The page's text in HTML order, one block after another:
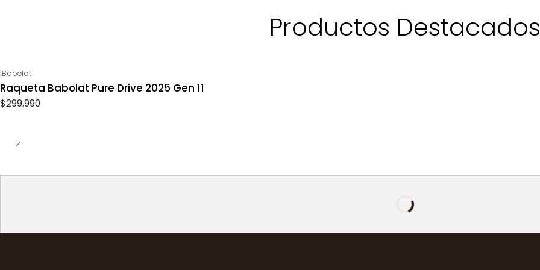
Productos Destacados
|Babolat
Raqueta Babolat Pure Drive 2025 Gen 11
$299.990